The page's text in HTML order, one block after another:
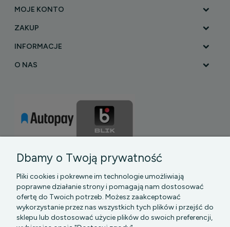
MOJE KONTO
ZAKUP
INFORMACJE
O NAS
Dbamy o Twoją prywatność
Pliki cookies i pokrewne im technologie umożliwiają
poprawne działanie strony i pomagają nam dostosować
ofertę do Twoich potrzeb. Możesz zaakceptować
wykorzystanie przez nas wszystkich tych plików i przejść do
sklepu lub dostosować użycie plików do swoich preferencji,